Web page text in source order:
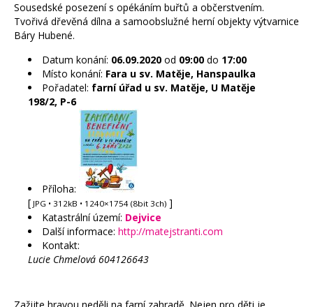
Sousedské posezení s opékáním buřtů a občerstvením.
Tvořivá dřevěná dílna a samoobslužné herní objekty výtvarnice
Báry Hubené.
Datum konání: 06.09.2020 od 09:00 do 17:00
Místo konání: Fara u sv. Matěje, Hanspaulka
Pořadatel: farní úřad u sv. Matěje, U Matěje
198/2, P-6
Příloha:
[ JPG • 312kB • 1240×1754 (8bit 3ch) ]
Katastrální území: Dejvice
Další informace: http://matejstranti.com
Kontakt:
Lucie Chmelová 604126643